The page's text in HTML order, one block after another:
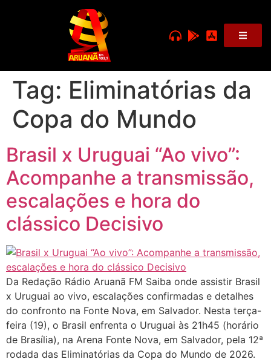
Tag: Eliminatórias da
Copa do Mundo
Brasil x Uruguai “Ao vivo”:
Acompanhe a transmissão,
escalações e hora do
clássico Decisivo
Da Redação Rádio Aruanã FM Saiba onde assistir Brasil
x Uruguai ao vivo, escalações confirmadas e detalhes
do confronto na Fonte Nova, em Salvador. Nesta terça-
feira (19), o Brasil enfrenta o Uruguai às 21h45 (horário
de Brasília), na Arena Fonte Nova, em Salvador, pela 12ª
rodada das Eliminatórias da Copa do Mundo de 2026.